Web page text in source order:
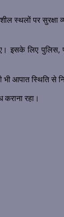
स्थलों पर
लिए पुलिस,
आपात स्थिति से
रहा।